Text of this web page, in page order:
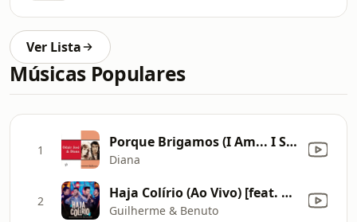
Ver Lista
Músicas Populares
1 Porque Brigamos (I Am... I Said)
Diana
2 Haja Colírio (Ao Vivo) [feat. Hugo & Guilherme]
Guilherme & Benuto